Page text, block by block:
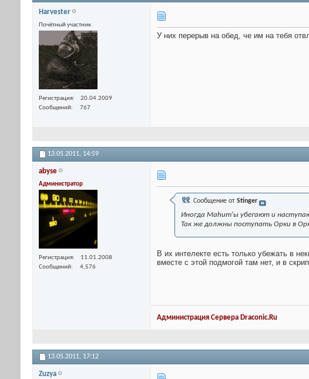
Harvester
Почётный участник
Регистрация
20.04.2009
Сообщений
767
У них перерыв на обед, че им на тебя
13.05.2011, 14:59
abyse
Администратор
Регистрация
11.01.2008
Сообщений
4,576
Сообщение от Stinger
Иногда Mahum'ы убегают и
Так же должны поступать Орки в
В их интелекте есть только убежать в
вместе с этой подмогой там нет, и в
Администрация Сервера Draconic.Ru
13.05.2011, 17:12
Zuzya